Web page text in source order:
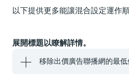
以下提供更多能讓混合設定運作
展開標題以瞭解詳情。
移除出價廣告聯播網的最低